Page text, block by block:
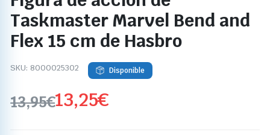
Taskmaster Marvel Bend and
Flex 15 cm de Hasbro
SKU: 8000025302 Disponible
13,95€13,25€